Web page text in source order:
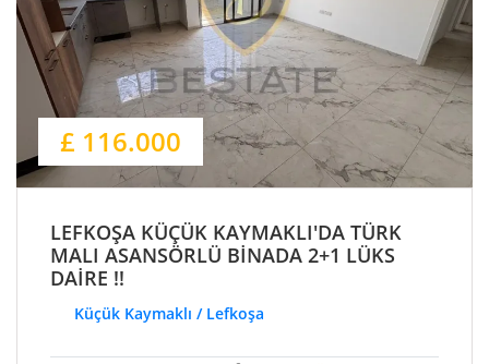
£ 116.000
LEFKOŞA KÜÇÜK KAYMAKLI'DA TÜRK
MALI ASANSÖRLÜ BİNADA 2+1 LÜKS
DAİRE !!
Küçük Kaymaklı / Lefkoşa